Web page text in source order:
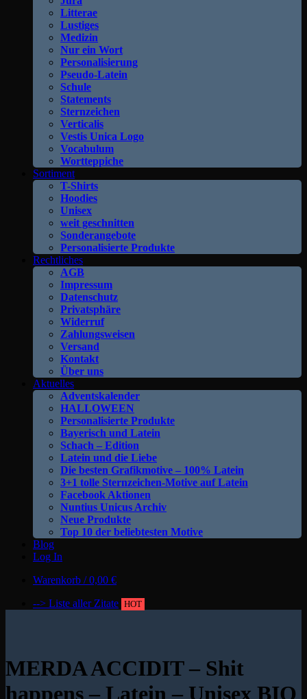
Litterae
Lustiges
Medizin
Nur ein Wort
Personalisierung
Pseudo-Latein
Schule
Statements
Sternzeichen
Verticalis
Vestis Unica Logo
Vocabulum
Wortteppiche
Sortiment
T-Shirts
Hoodies
Unisex
weit geschnitten
Sonderangebote
Personalisierte Produkte
Rechtliches
AGB
Impressum
Datenschutz
Privatsphäre
Widerruf
Zahlungsweisen
Versand
Kontakt
Über uns
Aktuelles
Adventskalender
HALLOWEEN
Personalisierte Produkte
Bayerisch und Latein
Schach – Edition
Latein und die Liebe
Die besten Grafikmotive – 100% Latein
3+1 tolle Sternzeichen-Motive auf Latein
Facebook Aktionen
Nuntius Unicus Archiv
Neue Produkte
Top 10 der beliebtesten Motive
Blog
Log In
Warenkorb /0,00 €
--> Liste aller Zitate HOT
MERDA ACCIDIT – Shit
happens – Latein – Unisex BIO